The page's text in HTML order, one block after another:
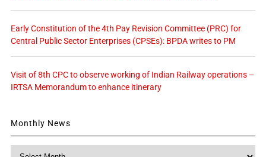
Early Constitution of the 4th Pay Revision Committee (PRC) for
Central Public Sector Enterprises (CPSEs): BPDA writes to PM
Visit of 8th CPC to observe working of Indian Railway operations –
IRTSA Memorandum to enhance itinerary
Monthly News